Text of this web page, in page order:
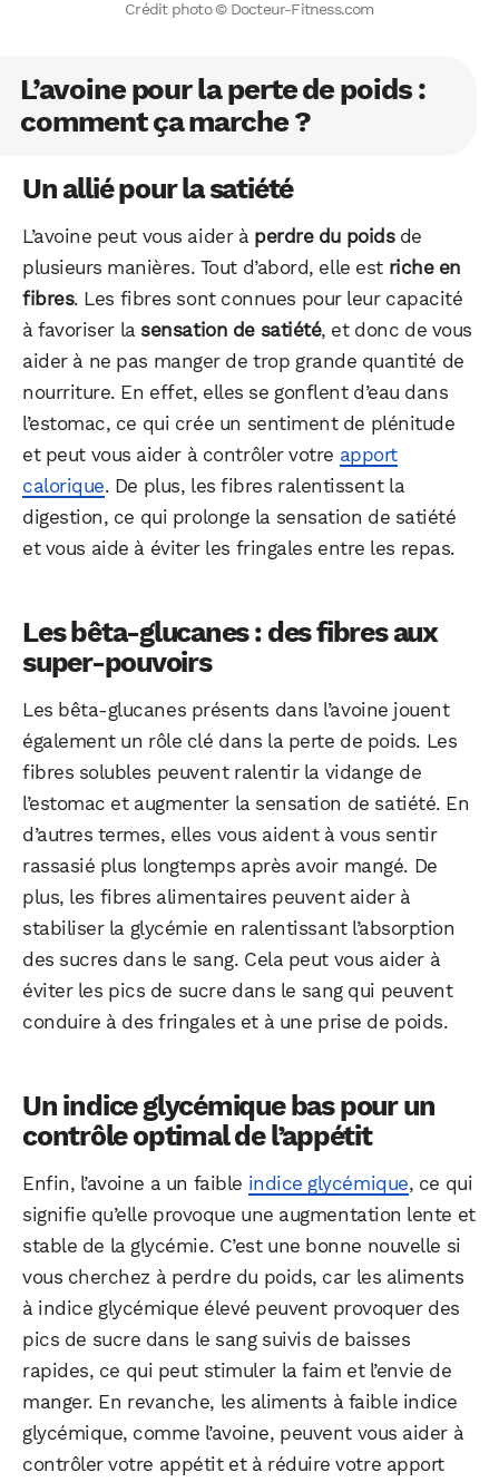
Crédit photo © Docteur-Fitness.com
L’avoine pour la perte de poids :
comment ça marche ?
Un allié pour la satiété
L’avoine peut vous aider à perdre du poidsde
plusieurs manières. Tout d’abord, elle est riche en
fibres. Les fibres sont connues pour leur capacité
à favoriser lasensation de satiété, et donc de vous
aider à ne pas manger de trop grande quantité de
nourriture. En effet, elles se gonflent d’eau dans
l’estomac, ce qui crée un sentiment de plénitude
et peut vous aider à contrôler votre apport
calorique. De plus, les fibres ralentissent la
digestion, ce qui prolonge la sensation de satiété
et vous aide à éviter les fringales entre les repas.
Les bêta-glucanes : des fibres aux
super-pouvoirs
Les bêta-glucanes présents dans l’avoine jouent
également un rôle clé dans la perte de poids. Les
fibres solubles peuvent ralentir la vidange de
l’estomac et augmenter la sensation de satiété. En
d’autres termes, elles vous aident à vous sentir
rassasié plus longtemps après avoir mangé. De
plus, les fibres alimentaires peuvent aider à
stabiliser la glycémie en ralentissant l’absorption
des sucres dans le sang. Cela peut vous aider à
éviter les pics de sucre dans le sang qui peuvent
conduire à des fringales et à une prise de poids.
Un indice glycémique bas pour un
contrôle optimal de l’appétit
Enfin, l’avoine a un faible indice glycémique, ce qui
signifie qu’elle provoque une augmentation lente et
stable de la glycémie. C’est une bonne nouvelle si
vous cherchez à perdre du poids, car les aliments
à indice glycémique élevé peuvent provoquer des
pics de sucre dans le sang suivis de baisses
rapides, ce qui peut stimuler la faim et l’envie de
manger. En revanche, les aliments à faible indice
glycémique, comme l’avoine, peuvent vous aider à
contrôler votre appétit et à réduire votre apport